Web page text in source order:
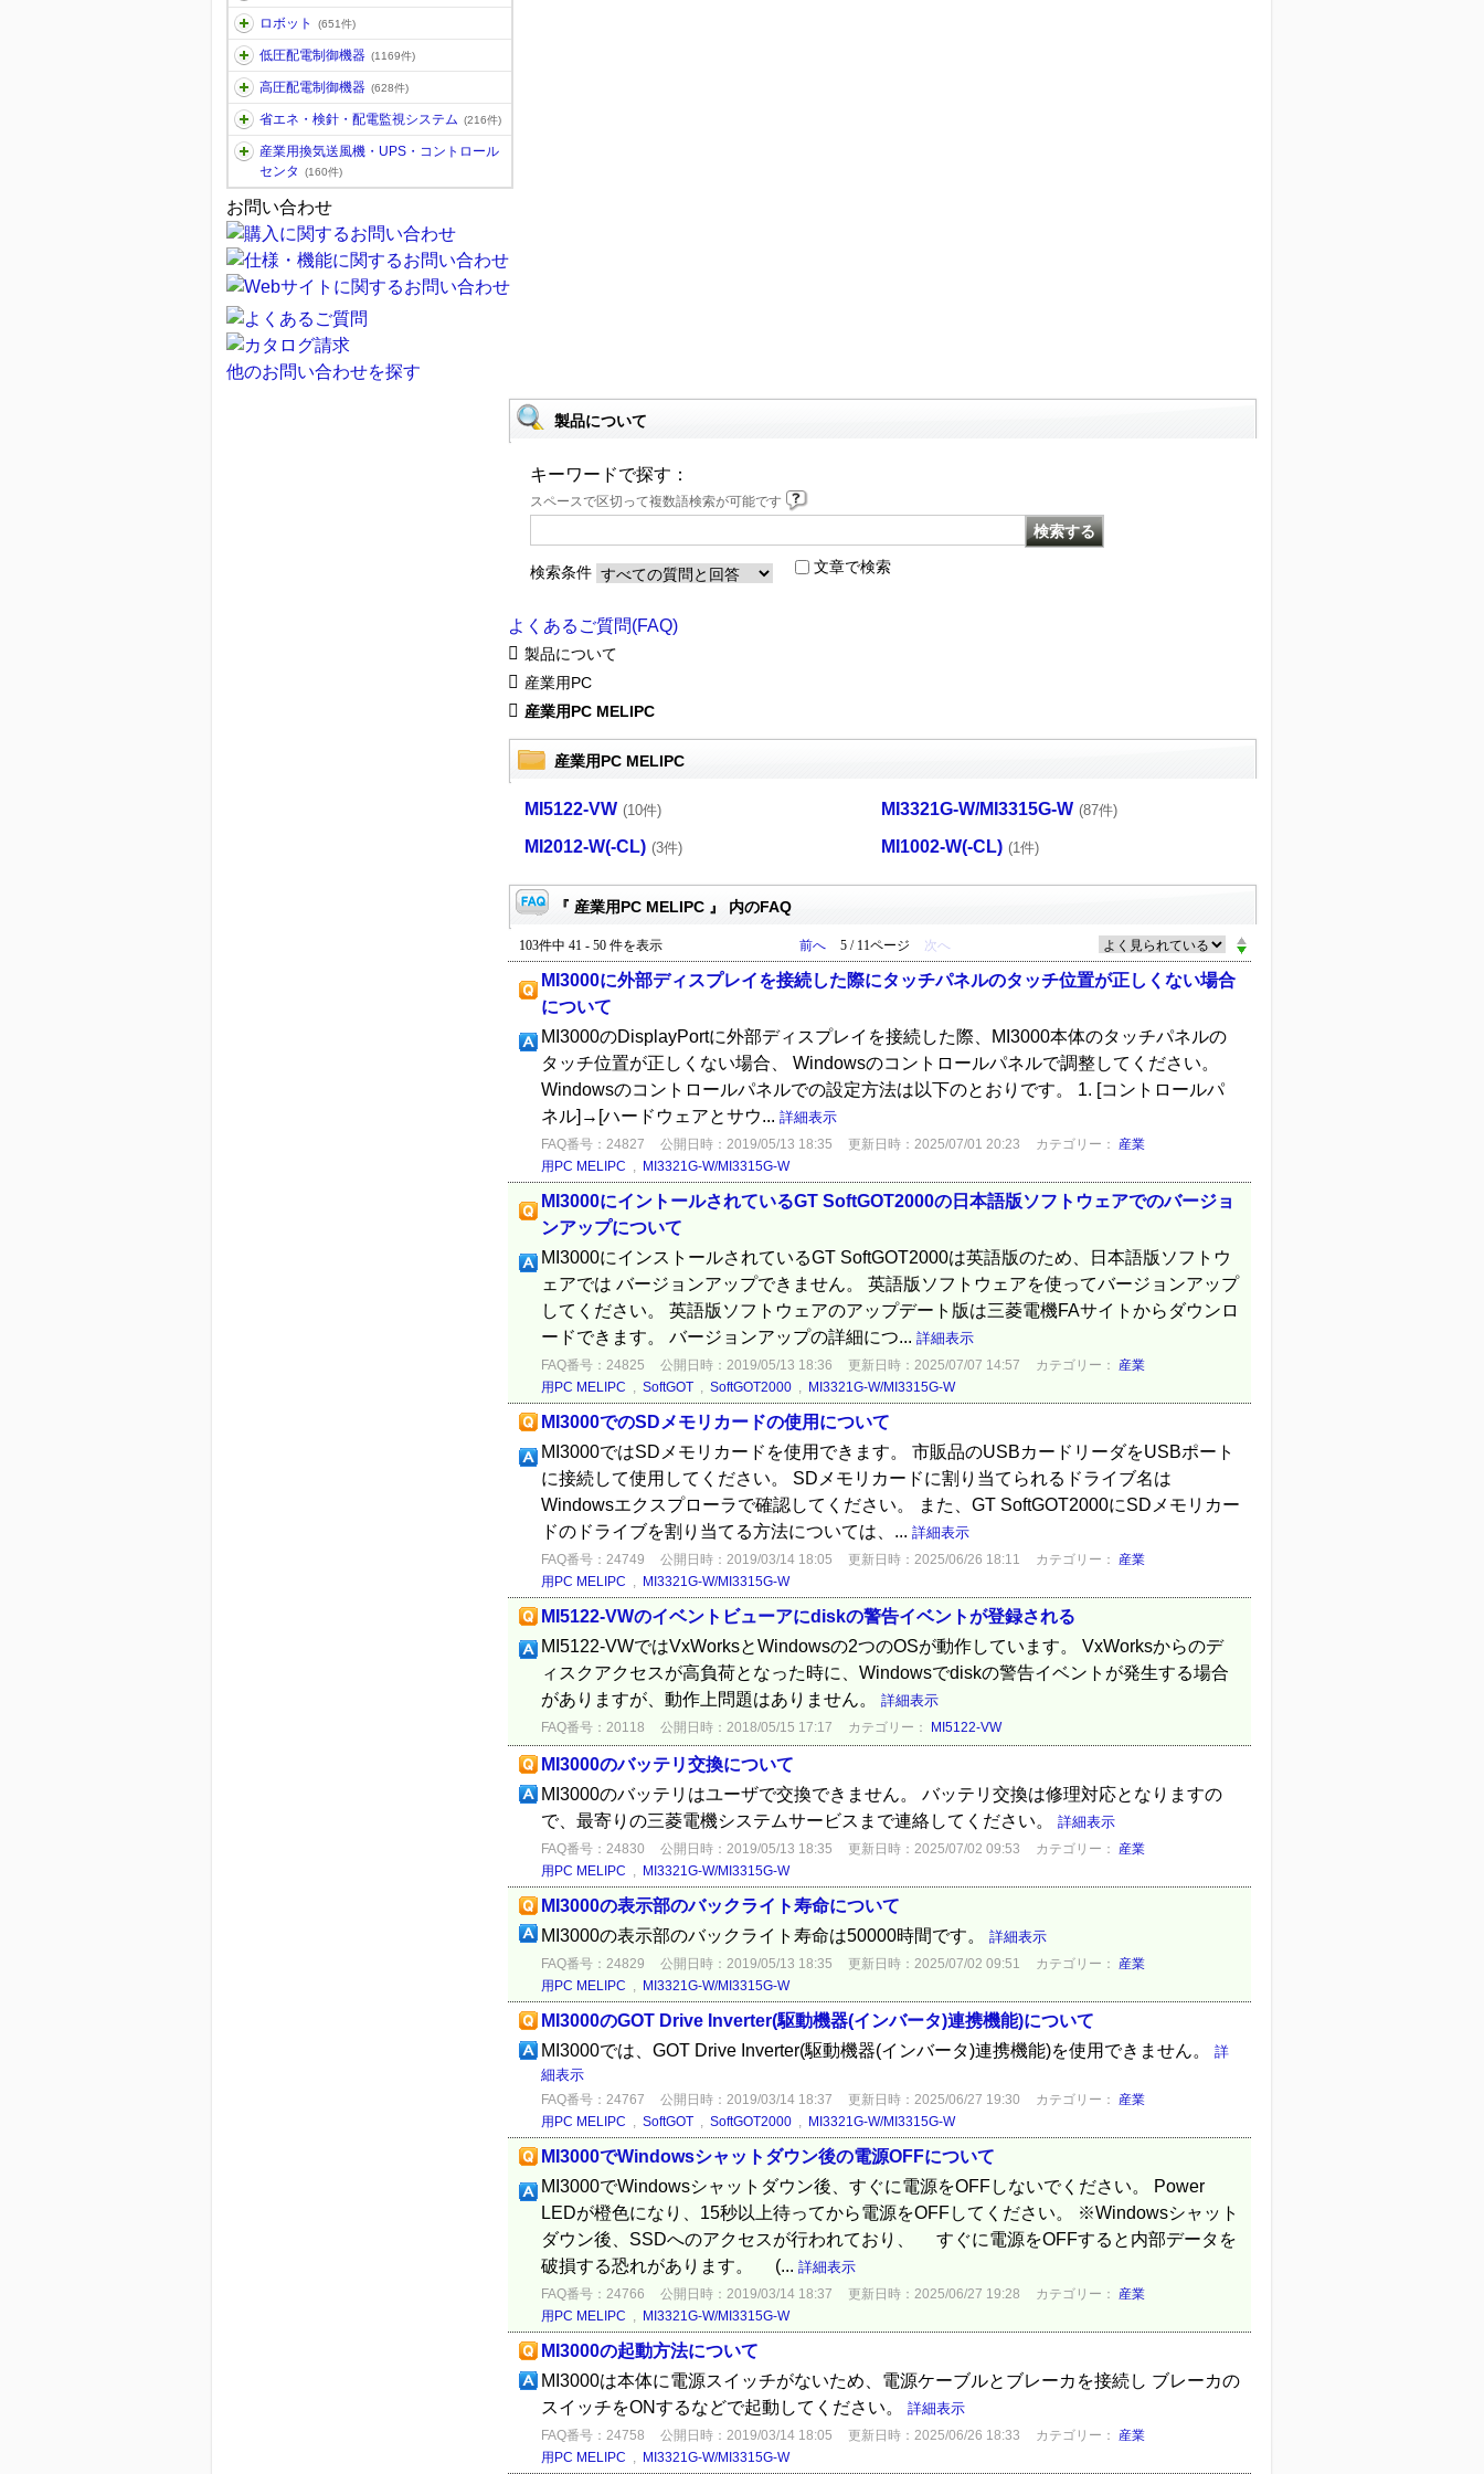
ロボット (651件)
低圧配電制御機器 (1169件)
高圧配電制御機器 (628件)
省エネ・検針・配電監視システム (216件)
産業用換気送風機・UPS・コントロール
センタ
(160件)
お問い合わせ
他のお問い合わせを探す
製品について
キーワードで探す：
スペースで区切って複数語検索が可能です
検索条件 文章で検索
よくあるご質問(FAQ)
製品について
産業用PC
産業用PC MELIPC
産業用PC MELIPC
MI5122-VW (10件) MI3321G-W/MI3315G-W (87件)
MI2012-W(-CL) (3件) MI1002-W(-CL) (1件)
『 産業用PC MELIPC 』 内のFAQ
103件中 41 - 50 件を表示 前へ 5 / 11ページ 次へ
MI3000に外部ディスプレイを接続した際にタッチパネルのタッチ位置が正しくない場合
について
MI3000のDisplayPortに外部ディスプレイを接続した際、MI3000本体のタッチパネルの
タッチ位置が正しくない場合、 Windowsのコントロールパネルで調整してください。
Windowsのコントロールパネルでの設定方法は以下のとおりです。 1. [コントロールパ
ネル]→[ハードウェアとサウ... 詳細表示
FAQ番号：24827 公開日時：2019/05/13 18:35 更新日時：2025/07/01 20:23 カテゴリー：
産業
用PC MELIPC , MI3321G-W/MI3315G-W
MI3000にイントールされているGT SoftGOT2000の日本語版ソフトウェアでのバージョ
ンアップについて
MI3000にインストールされているGT SoftGOT2000は英語版のため、日本語版ソフトウ
ェアでは バージョンアップできません。 英語版ソフトウェアを使ってバージョンアップ
してください。 英語版ソフトウェアのアップデート版は三菱電機FAサイトからダウンロ
ードできます。 バージョンアップの詳細につ... 詳細表示
FAQ番号：24825 公開日時：2019/05/13 18:36 更新日時：2025/07/07 14:57 カテゴリー：
産業
用PC MELIPC , SoftGOT, SoftGOT2000, MI3321G-W/MI3315G-W
MI3000でのSDメモリカードの使用について
MI3000ではSDメモリカードを使用できます。 市販品のUSBカードリーダをUSBポート
に接続して使用してください。 SDメモリカードに割り当てられるドライブ名は
Windowsエクスプローラで確認してください。 また、GT SoftGOT2000にSDメモリカー
ドのドライブを割り当てる方法については、... 詳細表示
FAQ番号：24749 公開日時：2019/03/14 18:05 更新日時：2025/06/26 18:11 カテゴリー：
産業
用PC MELIPC , MI3321G-W/MI3315G-W
MI5122-VWのイベントビューアにdiskの警告イベントが登録される
MI5122-VWではVxWorksとWindowsの2つのOSが動作しています。 VxWorksからのデ
ィスクアクセスが高負荷となった時に、Windowsでdiskの警告イベントが発生する場合
がありますが、動作上問題はありません。 詳細表示
FAQ番号：20118 公開日時：2018/05/15 17:17 カテゴリー： MI5122-VW
MI3000のバッテリ交換について
MI3000のバッテリはユーザで交換できません。 バッテリ交換は修理対応となりますの
で、最寄りの三菱電機システムサービスまで連絡してください。 詳細表示
FAQ番号：24830 公開日時：2019/05/13 18:35 更新日時：2025/07/02 09:53 カテゴリー：
産業
用PC MELIPC , MI3321G-W/MI3315G-W
MI3000の表示部のバックライト寿命について
MI3000の表示部のバックライト寿命は50000時間です。 詳細表示
FAQ番号：24829 公開日時：2019/05/13 18:35 更新日時：2025/07/02 09:51 カテゴリー：
産業
用PC MELIPC , MI3321G-W/MI3315G-W
MI3000のGOT Drive Inverter(駆動機器(インバータ)連携機能)について
MI3000では、GOT Drive Inverter(駆動機器(インバータ)連携機能)を使用できません。 詳
細表示
FAQ番号：24767 公開日時：2019/03/14 18:37 更新日時：2025/06/27 19:30 カテゴリー：
産業
用PC MELIPC , SoftGOT, SoftGOT2000, MI3321G-W/MI3315G-W
MI3000でWindowsシャットダウン後の電源OFFについて
MI3000でWindowsシャットダウン後、すぐに電源をOFFしないでください。 Power
LEDが橙色になり、15秒以上待ってから電源をOFFしてください。 ※Windowsシャット
ダウン後、SSDへのアクセスが行われており、 すぐに電源をOFFすると内部データを
破損する恐れがあります。 (... 詳細表示
FAQ番号：24766 公開日時：2019/03/14 18:37 更新日時：2025/06/27 19:28 カテゴリー：
産業
用PC MELIPC , MI3321G-W/MI3315G-W
MI3000の起動方法について
MI3000は本体に電源スイッチがないため、電源ケーブルとブレーカを接続し ブレーカの
スイッチをONするなどで起動してください。 詳細表示
FAQ番号：24758 公開日時：2019/03/14 18:05 更新日時：2025/06/26 18:33 カテゴリー：
産業
用PC MELIPC , MI3321G-W/MI3315G-W